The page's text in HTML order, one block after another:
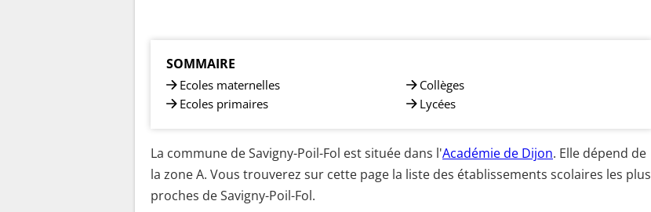
SOMMAIRE
Ecoles maternelles
Ecoles primaires
Collèges
Lycées
La commune de Savigny-Poil-Fol est située dans l'Académie de Dijon. Elle dépend de
la zone A. Vous trouverez sur cette page la liste des établissements scolaires les plus
proches de Savigny-Poil-Fol.